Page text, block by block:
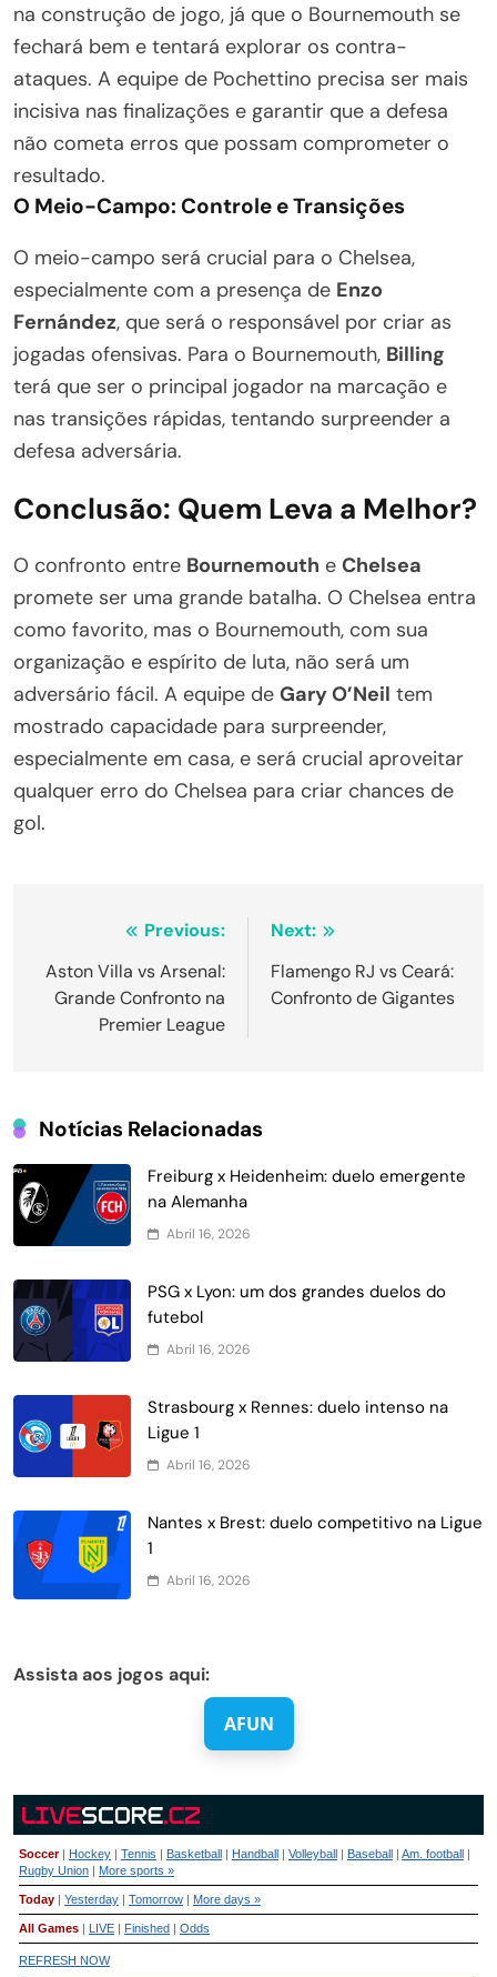
na construção de jogo, já que o Bournemouth se
fechará bem e tentará explorar os contra-
ataques. A equipe de Pochettino precisa ser mais
incisiva nas finalizações e garantir que a defesa
não cometa erros que possam comprometer o
resultado.
O Meio-Campo: Controle e Transições
O meio-campo será crucial para o Chelsea,
especialmente com a presença de Enzo
Fernández, que será o responsável por criar as
jogadas ofensivas. Para o Bournemouth, Billing
terá que ser o principal jogador na marcação e
nas transições rápidas, tentando surpreender a
defesa adversária.
Conclusão: Quem Leva a Melhor?
O confronto entre Bournemouth e Chelsea
promete ser uma grande batalha. O Chelsea entra
como favorito, mas o Bournemouth, com sua
organização e espírito de luta, não será um
adversário fácil. A equipe de Gary O’Neil tem
mostrado capacidade para surpreender,
especialmente em casa, e será crucial aproveitar
qualquer erro do Chelsea para criar chances de
gol.
Navegação
de
Post
Previous:
Aston Villa vs Arsenal:
Grande Confronto na
Premier League
Next:
Flamengo RJ vs Ceará:
Confronto de Gigantes
Notícias Relacionadas
Freiburg x Heidenheim: duelo emergente
na Alemanha
Abril 16, 2026
PSG x Lyon: um dos grandes duelos do
futebol
Abril 16, 2026
Strasbourg x Rennes: duelo intenso na
Ligue 1
Abril 16, 2026
Nantes x Brest: duelo competitivo na Ligue
1
Abril 16, 2026
Assista aos jogos aqui:
AFUN